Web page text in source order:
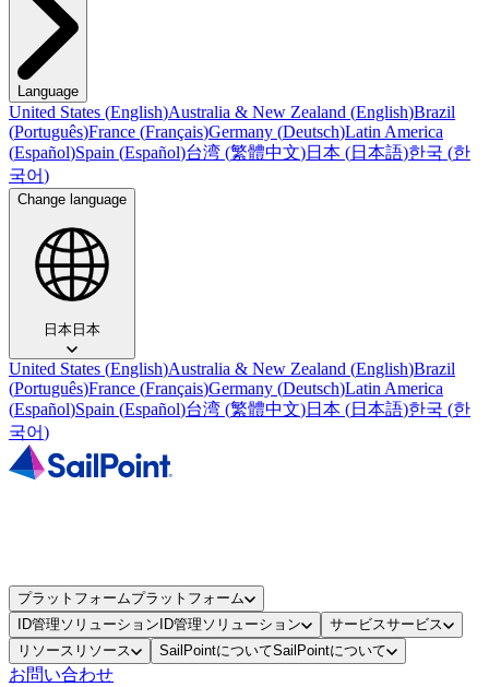
Language
United States (English)Australia & New Zealand (English)Brazil
(Português)France (Français)Germany (Deutsch)Latin America
(Español)Spain (Español)台湾 (繁體中文)日本 (日本語)한국 (한
국어)
Change language
日本日本
United States (English)Australia & New Zealand (English)Brazil
(Português)France (Français)Germany (Deutsch)Latin America
(Español)Spain (Español)台湾 (繁體中文)日本 (日本語)한국 (한
국어)
プラットフォームプラットフォーム
ID管理ソリューション ID管理ソリューション サービスサービス
リソース リソース SailPointについてSailPointについて
お問い合わせ